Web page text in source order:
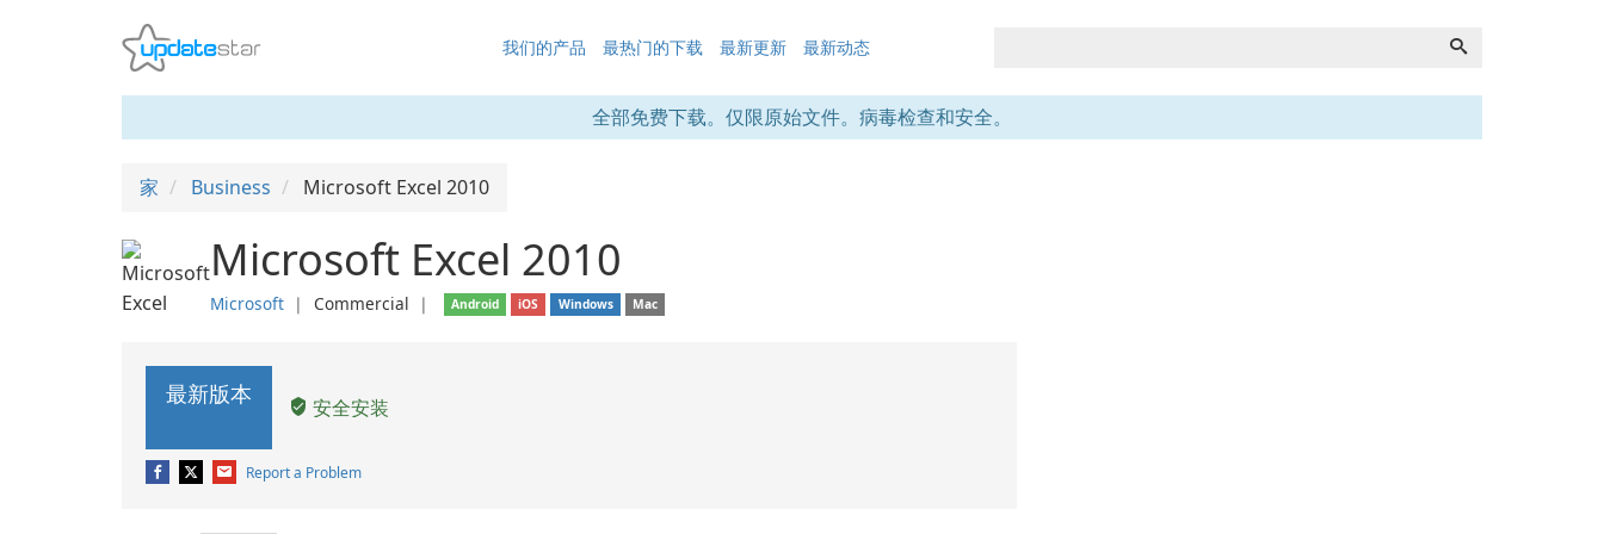
我们的产品 最热门的下载 最新更新 最新动态
全部免费下载。仅限原始文件。病毒检查和安全。
家 Business Microsoft Excel 2010
Microsoft Excel 2010
Microsoft ❘ Commercial ❘ Android iOS Windows Mac
最新版本 安全安装
Report a Problem